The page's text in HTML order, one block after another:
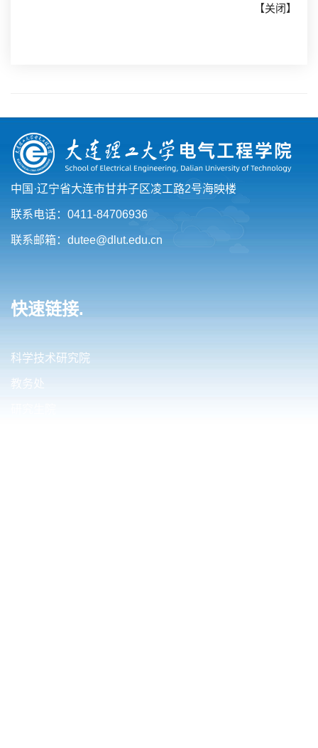
【关闭】
中国·辽宁省大连市甘井子区凌工路2号海映楼
联系电话：0411-84706936
联系邮箱：dutee@dlut.edu.cn
快速链接.
科学技术研究院
教务处